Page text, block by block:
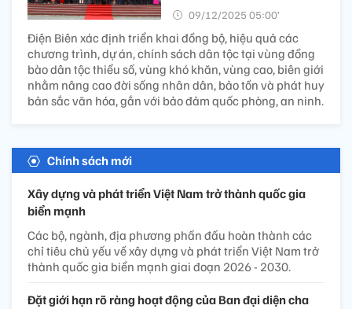
09/12/2025 05:00’
Điện Biên xác định triển khai đồng bộ, hiệu quả các
chương trình, dự án, chính sách dân tộc tại vùng đồng
bào dân tộc thiểu số, vùng khó khăn, vùng cao, biên giới
nhằm nâng cao đời sống nhân dân, bảo tồn và phát huy
bản sắc văn hóa, gắn với bảo đảm quốc phòng, an ninh.
Chính sách mới
Xây dựng và phát triển Việt Nam trở thành quốc gia
biển mạnh
Các bộ, ngành, địa phương phấn đấu hoàn thành các
chỉ tiêu chủ yếu về xây dựng và phát triển Việt Nam trở
thành quốc gia biển mạnh giai đoạn 2026 - 2030.
Đặt giới hạn rõ ràng hoạt động của Ban đại diện cha